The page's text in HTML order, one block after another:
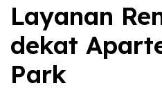
Layanan
dekat
Park